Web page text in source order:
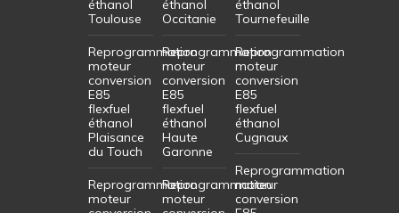
éthanol
Toulouse
Reprogrammation
moteur
conversion
E85
flexfuel
éthanol
Plaisance
du Touch
Reprogrammation
moteur
éthanol
Occitanie
Reprogrammation
moteur
conversion
E85
flexfuel
éthanol
Haute
Garonne
Reprogrammation
moteur
éthanol
Tournefeuille
Reprogrammation
moteur
conversion
E85
flexfuel
éthanol
Cugnaux
Reprogrammation
moteur
conversion